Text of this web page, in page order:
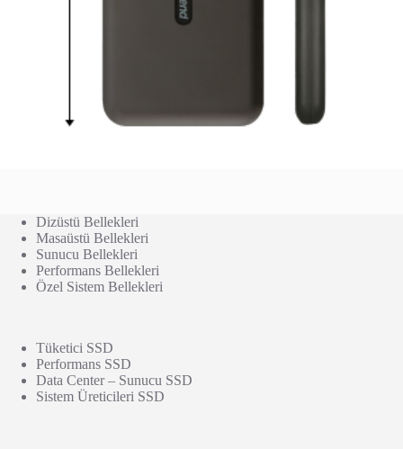
Dizüstü Bellekleri
Masaüstü Bellekleri
Sunucu Bellekleri
Performans Bellekleri
Özel Sistem Bellekleri
Tüketici SSD
Performans SSD
Data Center – Sunucu SSD
Sistem Üreticileri SSD